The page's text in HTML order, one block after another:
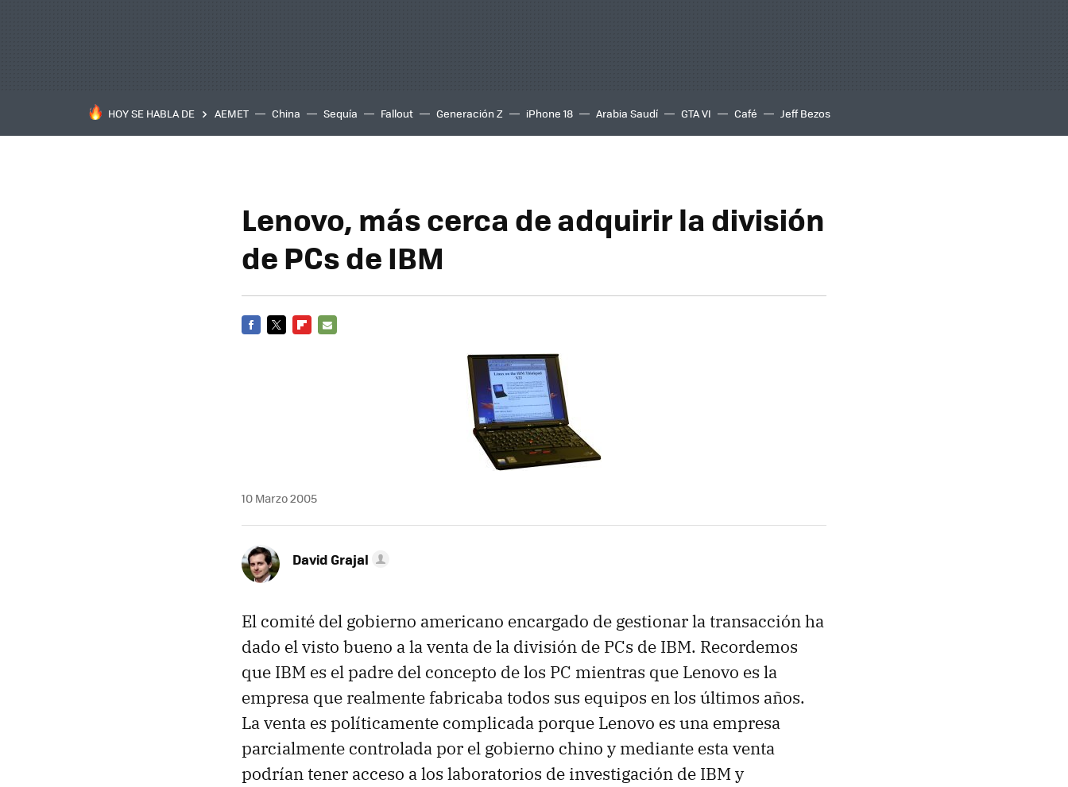
HOY SE HABLA DE AEMET China Sequía Fallout Generación Z iPhone 18 Arabia Saudí GTA VI Café Jeff Bezos
Lenovo, más cerca de adquirir la división
de PCs de IBM
10 Marzo 2005
David Grajal
El comité del gobierno americano encargado de gestionar la transacción ha
dado el visto bueno a la venta de la división de PCs de IBM. Recordemos
que IBM es el padre del concepto de los PC mientras que Lenovo es la
empresa que realmente fabricaba todos sus equipos en los últimos años.
La venta es políticamente complicada porque Lenovo es una empresa
parcialmente controlada por el gobierno chino y mediante esta venta
podrían tener acceso a los laboratorios de investigación de IBM y